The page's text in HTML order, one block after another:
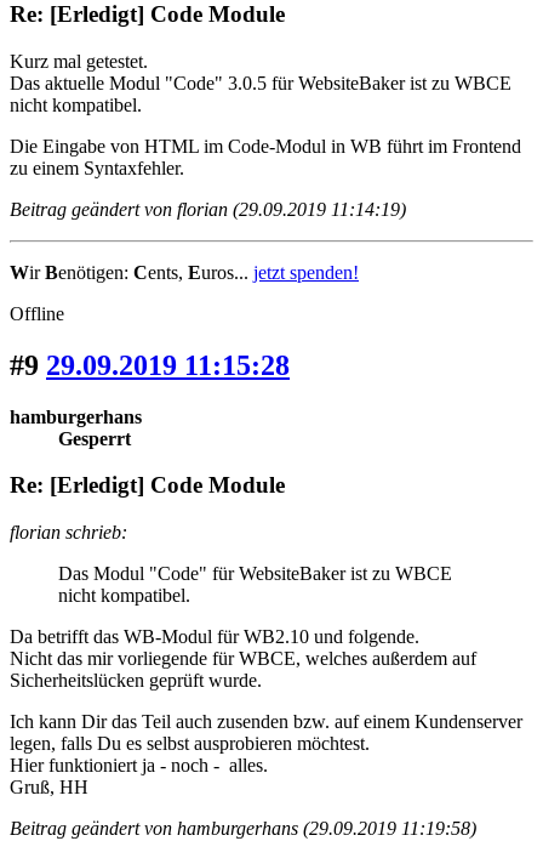
Re: [Erledigt] Code Module
Kurz mal getestet.
Das aktuelle Modul "Code" 3.0.5 für WebsiteBaker ist zu WBCE
nicht kompatibel.
Die Eingabe von HTML im Code-Modul in WB führt im Frontend
zu einem Syntaxfehler.
Beitrag geändert von florian (29.09.2019 11:14:19)
WirBenötigen: Cents, Euros... jetzt spenden!
Offline
#9 29.09.2019 11:15:28
hamburgerhans
Gesperrt
Re: [Erledigt] Code Module
florian schrieb:
Das Modul "Code" für WebsiteBaker ist zu WBCE
nicht kompatibel.
Da betrifft das WB-Modul für WB2.10 und folgende.
Nicht das mir vorliegende für WBCE, welches außerdem auf
Sicherheitslücken geprüft wurde.
Ich kann Dir das Teil auch zusenden bzw. auf einem Kundenserver
legen, falls Du es selbst ausprobieren möchtest.
Hier funktioniert ja - noch - alles.
Gruß, HH
Beitrag geändert von hamburgerhans (29.09.2019 11:19:58)